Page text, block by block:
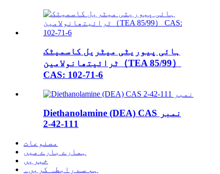
ہائی پیوریٹی میٹریل کاسمیٹک
ٹرائیتھانولامین（TEA 85/99）
CAS: 102-71-6
Diethanolamine (DEA) CAS نمبر
111-42-2
مصنوعات
ہمارے بارے میں
خبریں
ہم سے رابطہ کریں۔